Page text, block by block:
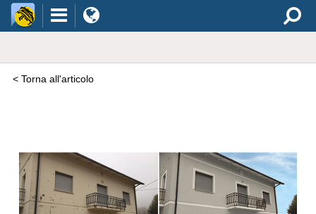
< Torna all'articolo